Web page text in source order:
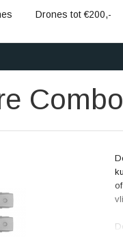
Drones tot €200,-
Combo